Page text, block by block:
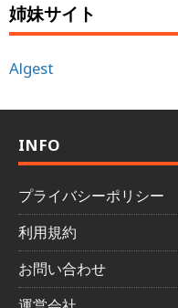
姉妹サイト
Algest
INFO
プライバシーポリシー
利用規約
お問い合わせ